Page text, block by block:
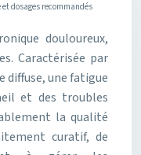
dosages recommandés
douloureux,
Caractérisée par
diffuse, une fatigue
et des troubles
la qualité
curatif, de